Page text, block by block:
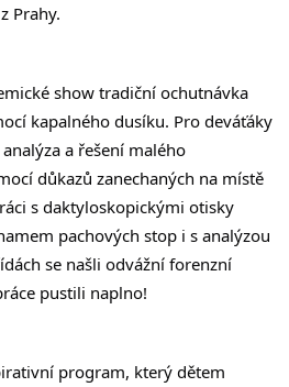
Prahy.
show tradiční ochutnávka
kapalného dusíku. Pro deváťáky
a řešení malého
důkazů zanechaných na místě
s daktyloskopickými otisky
pachových stop i s analýzou
se našli odvážní forenzní
pustili naplno!
program, který dětem